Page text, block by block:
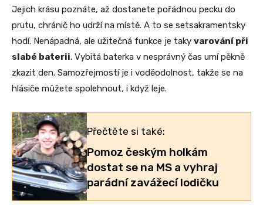
Jejich krásu poznáte, až dostanete pořádnou pecku do
prutu, chránič ho udrží na místě. A to se setsakramentsky
hodí. Nenápadná, ale užitečná funkce je taky varování při
slabé baterii. Vybitá baterka v nesprávný čas umí pěkně
zkazit den. Samozřejmostí je i voděodolnost, takže se na
hlásiče můžete spolehnout, i když leje.
Přečtěte si také:
Pomoz českým holkám
dostat se na MS a vyhraj
parádní zavážecí lodičku